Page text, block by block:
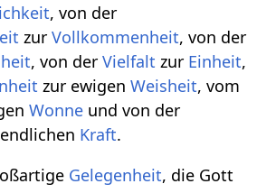
, von der
zurVollkommenheit, von der
, von derVielfalt zur Einheit,
zur ewigenWeisheit, vom
Wonne und von der
Kraft.
Gelegenheit, die Gott